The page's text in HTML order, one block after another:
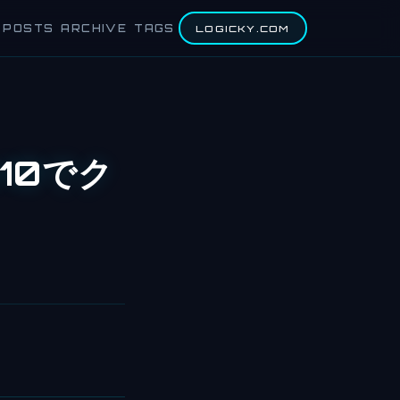
POSTS ARCHIVE TAGS LOGICKY.COM
でク